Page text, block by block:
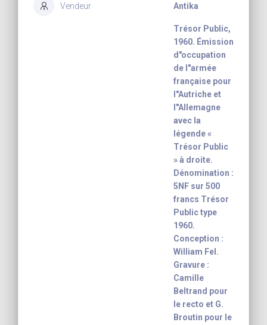
Vendeur Antika
Trésor Public,
1960. Émission
d"occupation
de l"armée
française pour
l"Autriche et
l"Allemagne
avec la
légende «
Trésor Public
» à droite.
Dénomination :
5NF sur 500
francs Trésor
Public type
1960.
Conception :
William Fel.
Gravure :
Camille
Beltrand pour
le recto et G.
Broutin pour le